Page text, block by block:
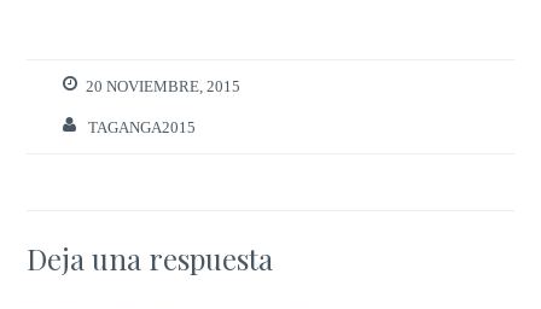
20 NOVIEMBRE, 2015
TAGANGA2015
Deja una respuesta